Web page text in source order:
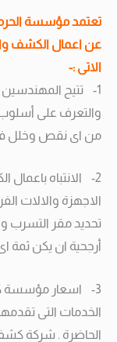
تعتمد مؤسسة
عن اعمال الكشف
الاتى :-
1- تتيح
والتعرف على أسلوب
من اى نقص وخلل
2- الانتباه
الاجهزة والالات
تحديد مقر التسرب
أرجحية ان يكن ثمة
3- اسعار مؤسسة
الخدمات التى
الحاضرة . شركة